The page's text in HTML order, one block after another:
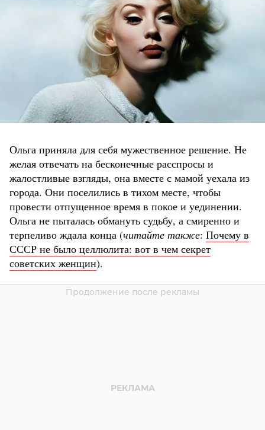
Ольга приняла для себя мужественное решение. Не
желая отвечать на бесконечные расспросы и
жалостливые взгляды, она вместе с мамой уехала из
города. Они поселились в тихом месте, чтобы
провести отпущенное время в покое и уединении.
Ольга не пыталась обмануть судьбу, а смиренно и
терпеливо ждала конца (читайте также: Почему в
СССР не было целлюлита: вот в чем секрет
советских женщин).